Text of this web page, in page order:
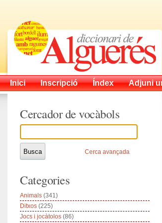
Inici Inscripció Índex Adjuni
Cercador de vocàbols
Cerca avançada
Categories
Animals (341)
Ditxos (225)
Jocs i jocàtolos (86)